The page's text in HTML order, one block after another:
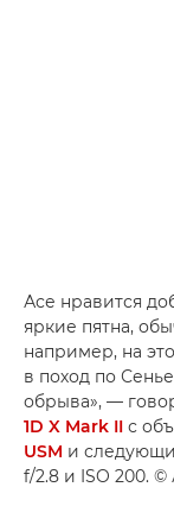
Асе нравится
яркие пятна,
например, на
в поход по
обрыва», —
1D X Mark II с
USM и
f/2.8 и ISO 200.